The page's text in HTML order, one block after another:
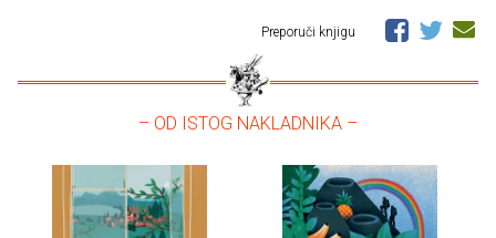
Preporuči knjigu
– OD ISTOG NAKLADNIKA –